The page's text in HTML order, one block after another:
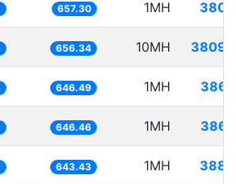
657.30 1MH
656.34 10MH
646.49 1MH
646.46 1MH
643.43 1MH